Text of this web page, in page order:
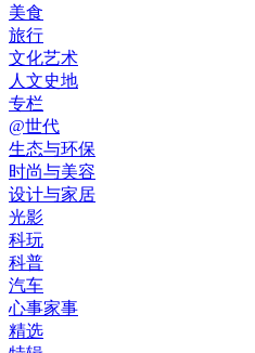
美食
旅行
文化艺术
人文史地
专栏
@世代
生态与环保
时尚与美容
设计与家居
光影
科玩
科普
汽车
心事家事
精选